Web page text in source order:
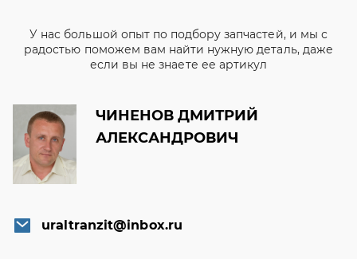
У нас большой опыт по подбору запчастей, и мы с
радостью поможем вам найти нужную деталь, даже
если вы не знаете ее артикул
ЧИНЕНОВ ДМИТРИЙ
АЛЕКСАНДРОВИЧ
uraltranzit@inbox.ru